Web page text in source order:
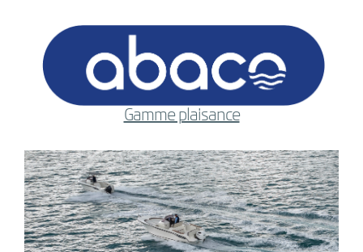
Gamme plaisance